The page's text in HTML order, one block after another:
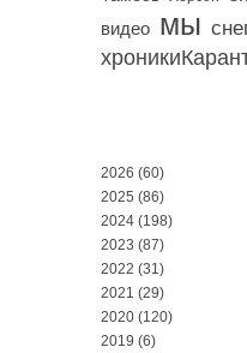
видео мы
2026 (60)
2025 (86)
2024 (198)
2023 (87)
2022 (31)
2021 (29)
2020 (120)
2019 (6)